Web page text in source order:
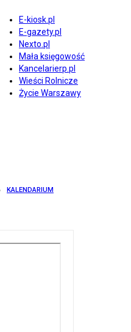
E-kiosk.pl
E-gazety.pl
Nexto.pl
Mała księgowość
Kancelarierp.pl
Wieści Rolnicze
Życie Warszawy
KALENDARIUM